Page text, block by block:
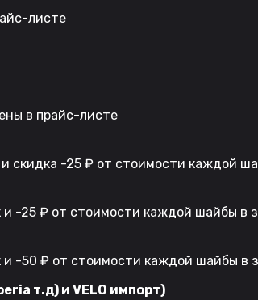
листе
в прайс-листе
скидка -25 ₽ от стоимости каждой
-25 ₽ от стоимости каждой шайбы в
-50 ₽ от стоимости каждой шайбы в
т.д) и VELO импорт)